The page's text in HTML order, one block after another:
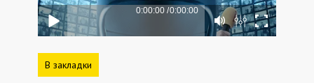
В закладки